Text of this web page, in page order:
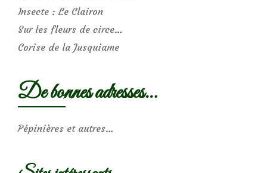
Insecte : Le Clairon
Sur les fleurs de circe…
Corise de la Jusquiame
De bonnes adresses…
Pépinières et autres…